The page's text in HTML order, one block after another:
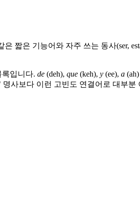
짧은 기능어와 자주 쓰는 동사(ser,
입니다. de (deh), que (keh), y (ee), a
사보다 이런 고빈도 연결어로 대부분